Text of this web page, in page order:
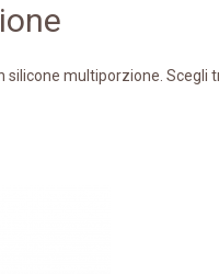
silicone multiporzione. Scegli